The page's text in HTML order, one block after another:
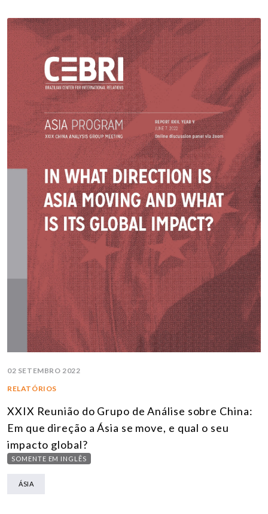
02 SETEMBRO 2022
RELATÓRIOS
XXIX Reunião do Grupo de Análise sobre China:
Em que direção a Ásia se move, e qual o seu
impacto global?
SOMENTE EM INGLÊS
ÁSIA